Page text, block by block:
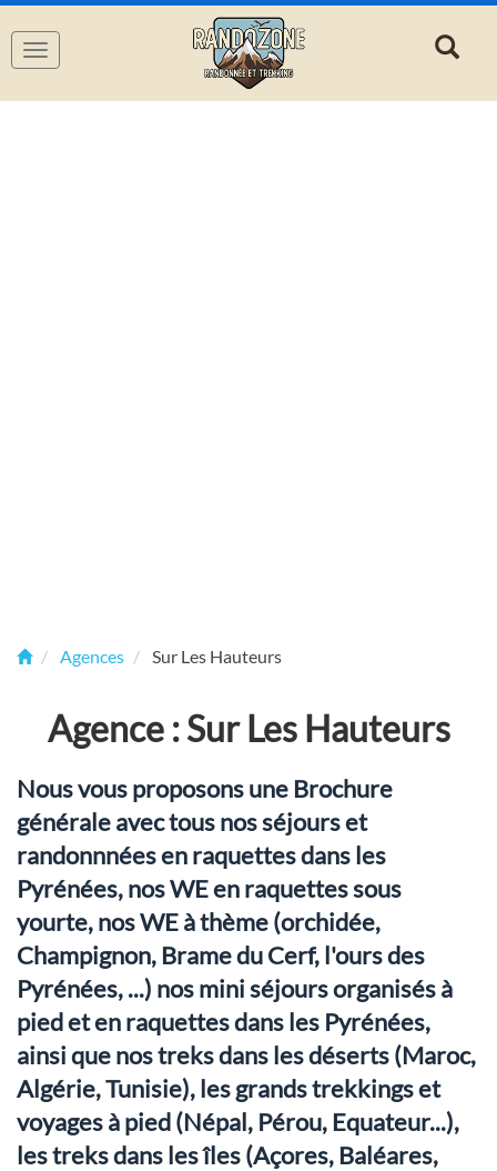
Navigation
Agences Sur Les Hauteurs
Agence : Sur Les Hauteurs
Nous vous proposons une Brochure
générale avec tous nos séjours et
randonnnées en raquettes dans les
Pyrénées, nos WE en raquettes sous
yourte, nos WE à thème (orchidée,
Champignon, Brame du Cerf, l'ours des
Pyrénées, ...) nos mini séjours organisés à
pied et en raquettes dans les Pyrénées,
ainsi que nos treks dans les déserts (Maroc,
Algérie, Tunisie), les grands trekkings et
voyages à pied (Népal, Pérou, Equateur...),
les treks dans les îles (Açores, Baléares,